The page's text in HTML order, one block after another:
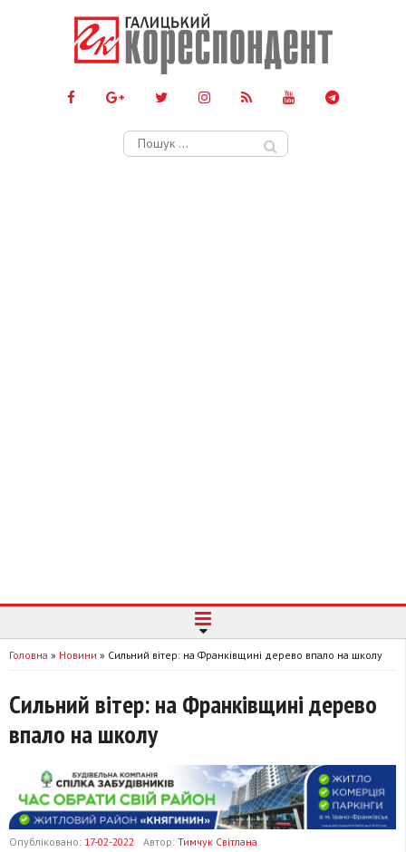
Пошук:
Головна » Новини » Сильний вітер: на Франківщині дерево впало на школу
Сильний вітер: на Франківщині дерево
впало на школу
Опубліковано: 17-02-2022 Автор: Тимчук Світлана